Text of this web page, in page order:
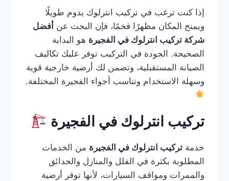
إذا كنت ترغب في تركيب انترلوك يدوم طويلًا
ويمنح المكان مظهرًا فخمًا، فإن البحث عن أفضل
شركة تركيب انترلوك في الفجيرة هو البداية
الصحيحة. الجودة في التركيب توفر عليك تكاليف
الصيانة المستقبلية، وتضمن لك أرضية خارجية قوية
وسهلة الاستخدام وتناسب أجواء الفجيرة المختلفة.
تركيب انترلوك في الفجيرة
خدمة تركيب انترلوك في الفجيرة من الخدمات
المطلوبة بكثرة في الفلل والمنازل والحدائق
والممرات ومواقف السيارات، لأنها توفر أرضية